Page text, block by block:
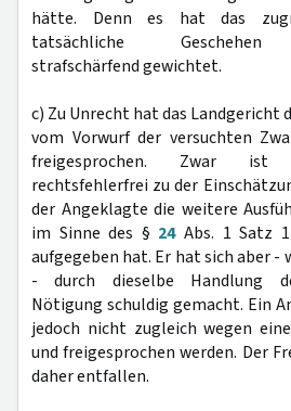
hätte. Denn es hat das
tatsächliche Geschehen
strafschärfend gewichtet.
c) Zu Unrecht hat das Landgericht
vom Vorwurf der versuchten
freigesprochen. Zwar
rechtsfehlerfrei zu der
der Angeklagte die weitere
im Sinne des § 24Abs. 1 Satz
aufgegeben hat. Er hat sich aber -
- durch dieselbe Handlung
Nötigung schuldig gemacht. Ein
jedoch nicht zugleich wegen
und freigesprochen werden. Der
daher entfallen.